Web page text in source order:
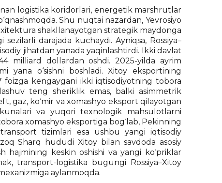
logistika koridorlari, energetik marshrutlar
Shu nuqtai nazardan, Yevrosiyo
shakllanayotgan strategik maydonga
darajada kuchaydi. Ayniqsa, Rossiya–
jihatdan yanada yaqinlashtirdi. Ikki davlat
milliard dollardan oshdi. 2025-yilda ayrim
yana o‘sishni boshladi. Xitoy eksportining
foizga kengaygani ikki iqtisodiyotning tobora
teng sheriklik emas, balki asimmetrik
gaz, ko‘mir va xomashyo eksport qilayotgan
va yuqori texnologik mahsulotlarni
xomashyo eksportiga bog‘lab, Pekinning
tizimlari esa ushbu yangi iqtisodiy
Sharq hududi Xitoy bilan savdoda asosiy
hajmining keskin oshishi va yangi ko‘priklar
transport-logistika bugungi Rossiya–Xitoy
aylanmoqda.